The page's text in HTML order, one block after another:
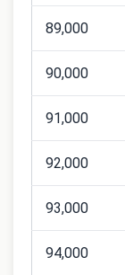
89,000
90,000
91,000
92,000
93,000
94,000